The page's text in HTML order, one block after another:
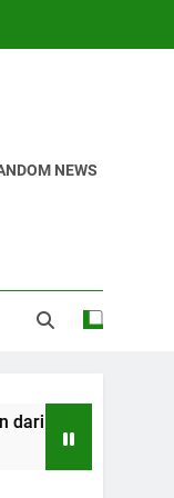
NEWS
Hasil